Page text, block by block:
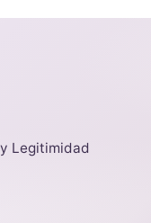
Legitimidad